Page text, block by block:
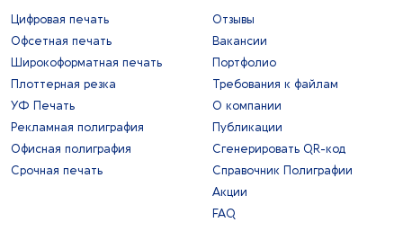
Цифровая печать
Офсетная печать
Широкоформатная печать
Плоттерная резка
УФ Печать
Рекламная полиграфия
Офисная полиграфия
Срочная печать
Отзывы
Вакансии
Портфолио
Требования к файлам
О компании
Публикации
Сгенерировать QR-код
Справочник Полиграфии
Акции
FAQ